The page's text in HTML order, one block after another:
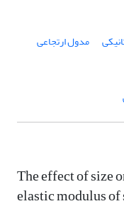
مدول ارتجاعی
The effect of size
elastic modulus